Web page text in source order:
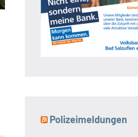
Polizeimeldungen